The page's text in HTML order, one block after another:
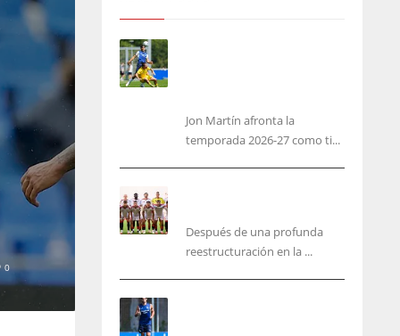
0
Jon Martín afronta la
temporada 2026-27 como ti...
Después de una profunda
reestructuración en la ...